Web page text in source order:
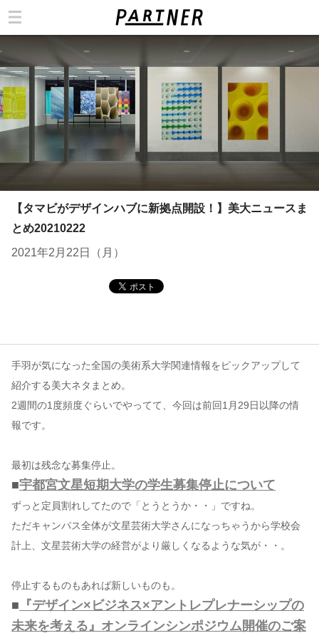
【タマビがデザインハブに新拠点開設！】美大ニュースま
とめ20210222
2021年2月22日（月）
手羽が気になった全国の美術系大学関連情報をピックアップして
紹介する美大ネタまとめ。
2週間の1度頻度ぐらいでやってて、今回は前回1月29日以降の情
報です。
最初は残念な募集停止。
■宇都宮文星短期大学の学生募集停止について
ずっと定員割れしてたので「とうとうか・・」ですね。
ただキャンパス全体が文星芸術大学さんになっちゃうから学校会
計上、文星芸術大学の経営がより厳しくなるような気が・・。
停止するものもあれば新しいものも。
■ 『デザイン×ビジネス×アントレプレナーシップの
未来を考える』オンラインシンポジウム開催のご案
このサイトについて
運営会社
お問い合わせ